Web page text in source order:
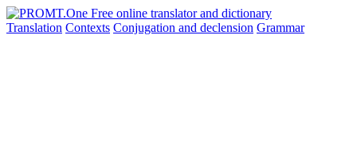
Translation Contexts Conjugation and declension Grammar